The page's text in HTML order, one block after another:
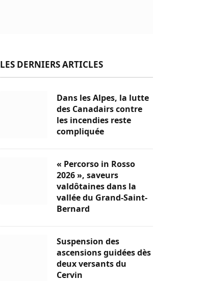
LES DERNIERS ARTICLES
Dans les Alpes, la lutte
des Canadairs contre
les incendies reste
compliquée
« Percorso in Rosso
2026 », saveurs
valdôtaines dans la
vallée du Grand-Saint-
Bernard
Suspension des
ascensions guidées dès
deux versants du
Cervin